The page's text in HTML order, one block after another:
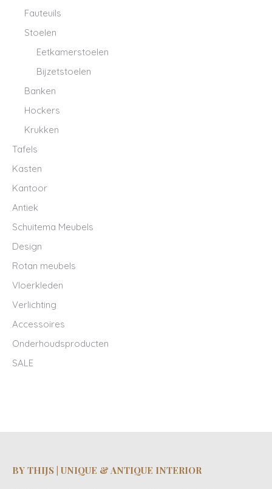
Fauteuils
Stoelen
Eetkamerstoelen
Bijzetstoelen
Banken
Hockers
Krukken
Tafels
Kasten
Kantoor
Antiek
Schuitema Meubels
Design
Rotan meubels
Vloerkleden
Verlichting
Accessoires
Onderhoudsproducten
SALE
BY THIJS | UNIQUE & ANTIQUE INTERIOR